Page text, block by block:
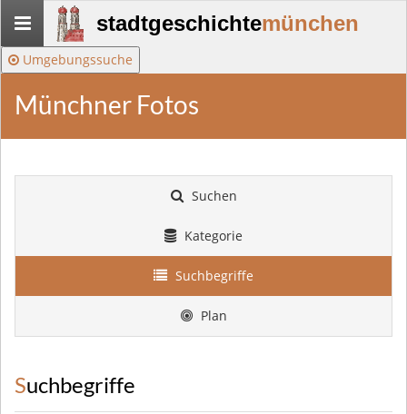
Stadtgeschichte-
München
stadtgeschichtemünchen
Umgebungssuche
Münchner Fotos
Suchen
Kategorie
Suchbegriffe
Plan
Suchbegriffe